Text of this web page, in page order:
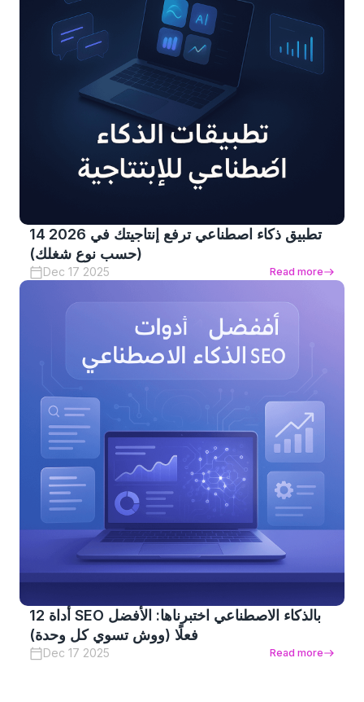
14 تطبيق ذكاء اصطناعي ترفع إنتاجيتك في 2026
(حسب نوع شغلك)
Dec 17 2025 Read more
12 أداة SEO بالذكاء الاصطناعي اختبرناها: الأفضل
فعلًا (ووش تسوي كل وحدة)
Dec 17 2025 Read more